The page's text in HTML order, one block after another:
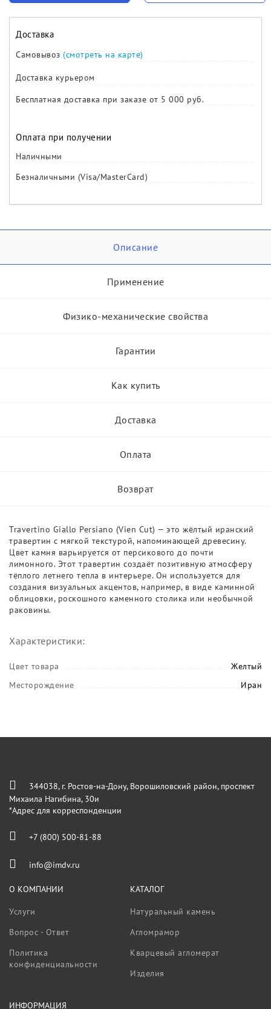
Доставка
Самовывоз (смотреть на карте)
Доставка курьером
Бесплатная доставка при заказе от 5 000 руб.
Оплата при получении
Наличными
Безналичными (Visa/MasterCard)
Описание
Применение
Физико-механические свойства
Гарантии
Как купить
Доставка
Оплата
Возврат
Travertino Giallo Persiano (Vien Cut) — это жёлтый иранский
травертин с мягкой текстурой, напоминающей древесину.
Цвет камня варьируется от персикового до почти
лимонного. Этот травертин создаёт позитивную атмосферу
тёплого летнего тепла в интерьере. Он используется для
создания визуальных акцентов, например, в виде каминной
облицовки, роскошного каменного столика или необычной
раковины.
Характеристики:
Цвет товара
Желтый
Месторождение
Иран
344038, г. Ростов-на-Дону, Ворошиловский район, проспект
Михаила Нагибина, 30и
*Адрес для корреспонденции
+7 (800) 500-81-88
info@imdv.ru
О КОМПАНИИ
Услуги
Вопрос - Ответ
Политика
конфиденциальности
КАТАЛОГ
Натуральный камень
Агломрамор
Кварцевый агломерат
Изделия
ИНФОРМАЦИЯ